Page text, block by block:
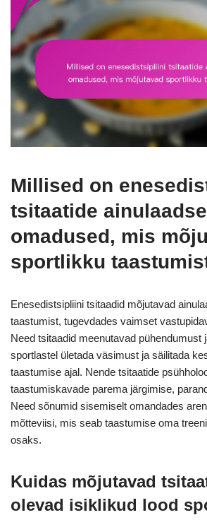
Millised on
tsitaatide
omadused, mis
sportlikku
Enesedistsipliini tsitaadid mõjutavad
taastumist, tugevdades vaimset
Need tsitaadid meenutavad pühendumust
sportlastel ületada väsimust ja säilitada
taastumise ajal. Nende tsitaatide
taastumiskavade parema järgimise,
Need sõnumid sisemiselt omandades
mõtteviisi, mis seab taastumise oma
osaks.
Kuidas mõjutavad
olevad isiklikud lood